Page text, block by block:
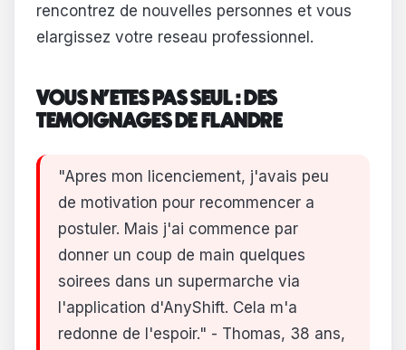
rencontrez de nouvelles personnes et vous
elargissez votre reseau professionnel.
VOUS N'ETES PAS SEUL : DES
TEMOIGNAGES DE FLANDRE
"Apres mon licenciement, j'avais peu
de motivation pour recommencer a
postuler. Mais j'ai commence par
donner un coup de main quelques
soirees dans un supermarche via
l'application d'AnyShift. Cela m'a
redonne de l'espoir." - Thomas, 38 ans,